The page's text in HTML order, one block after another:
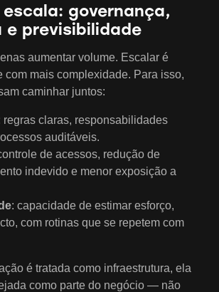
governança,
e previsibilidade
aumentar volume. Escalar é
com mais complexidade. Para isso,
caminhar juntos:
regras claras, responsabilidades
auditáveis.
de acessos, redução de
indevido e menor exposição a
: capacidade de estimar esforço,
com rotinas que se repetem com
é tratada como infraestrutura, ela
como parte do negócio — não